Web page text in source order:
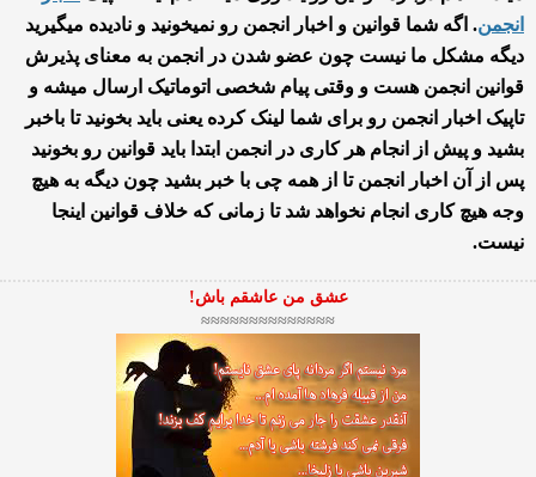
انجمن. اگه شما قوانین و اخبار انجمن رو نمیخونید و نادیده میگیرید
دیگه مشکل ما نیست چون عضو شدن در انجمن به معنای پذیرش
قوانین انجمن هست و وقتی پیام شخصی اتوماتیک ارسال میشه و
تاپیک اخبار انجمن رو برای شما لینک کرده یعنی باید بخونید تا باخبر
بشید و پیش از انجام هر کاری در انجمن ابتدا باید قوانین رو بخونید
پس از آن اخبار انجمن تا از همه چی با خبر بشید چون دیگه به هیچ
وجه هیچ کاری انجام نخواهد شد تا زمانی که خلاف قوانین اینجا
نیست.
عشق من عاشقم باش!
≈≈≈≈≈≈≈≈≈≈≈≈≈≈